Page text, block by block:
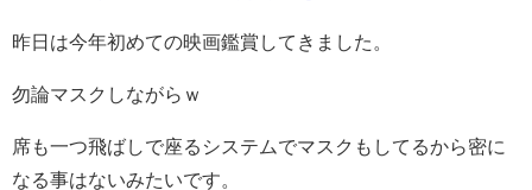
昨日は今年初めての映画鑑賞してきました。
勿論マスクしながらｗ
席も一つ飛ばしで座るシステムでマスクもしてるから密に
なる事はないみたいです。